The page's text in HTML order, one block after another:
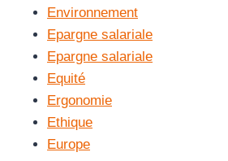
Environnement
Epargne salariale
Epargne salariale
Equité
Ergonomie
Ethique
Europe